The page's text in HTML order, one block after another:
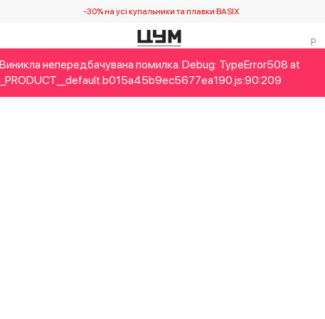
-30% на усі купальники та плавки BASIX
Дітям Home&Gifts Українські дизайнери Краса Бренди
непередбачувана помилка. Debug: TypeError508 at